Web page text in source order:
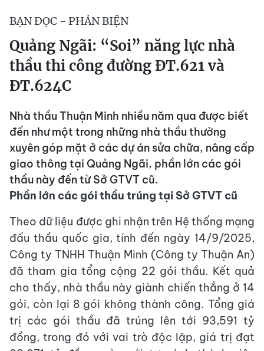
BẠN ĐỌC - PHẢN BIỆN
Quảng Ngãi: “Soi” năng lực nhà
thầu thi công đường ĐT.621 và
ĐT.624C
Nhà thầu Thuận Minh nhiều năm qua được biết
đến như một trong những nhà thầu thường
xuyên góp mặt ở các dự án sửa chữa, nâng cấp
giao thông tại Quảng Ngãi, phần lớn các gói
thầu này đến từ Sở GTVT cũ.
Phần lớn các gói thầu trúng tại Sở GTVT cũ
Theo dữ liệu được ghi nhận trên Hệ thống mạng
đấu thầu quốc gia, tính đến ngày 14/9/2025,
Công ty TNHH Thuận Minh (Công ty Thuận An)
đã tham gia tổng cộng 22 gói thầu. Kết quả
cho thấy, nhà thầu này giành chiến thắng ở 14
gói, còn lại 8 gói không thành công. Tổng giá
trị các gói thầu đã trúng lên tới 93,591 tỷ
đồng, trong đó với vai trò độc lập, giá trị đạt